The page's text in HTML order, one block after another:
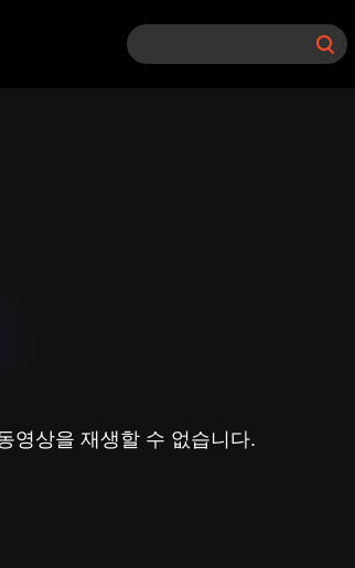
영상을 재생할 수 없습니다.